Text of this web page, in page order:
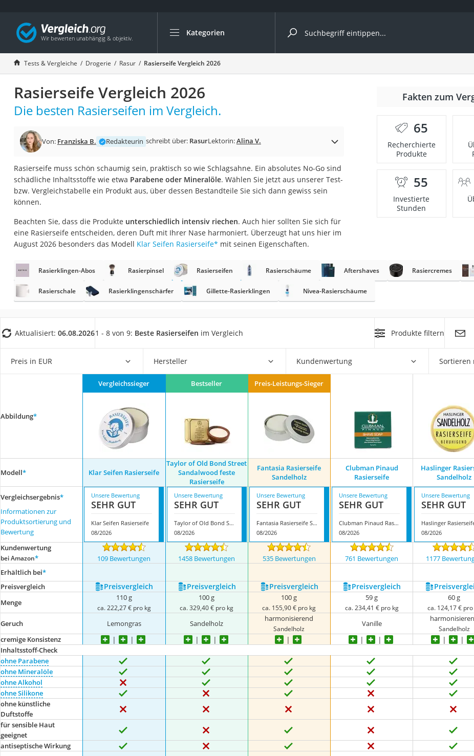
Kategorien
Die beliebtesten Vergleiche nach Kategorie
Drogerie
Inhalator
Haarschneider
Rollator
Braun Rasierer
Katzenklappe (Chip)
Masturbator
Massagepistole
Reisehaartrockner
Eiweißpulver
Katzenklappe
Nackenmassagegerät
Zeckenschutz Katze
Philips-Sonicare-Zahnbürste
Mineralfutter Pferd
Massagegerät
Tests & Vergleiche Drogerie Rasur Rasierseife Vergleich 2026
Rasierseife Vergleich 2026
Die besten Rasierseifen im Vergleich.
Von: Franziska B. Redakteurin schreibt über: RasurLektorin:Alina V.
Rasierseife muss schön schaumig sein, praktisch so wie Schlagsahne. Ein absolutes No-Go sind
schädliche Inhaltsstoffe wie etwa Parabene oder Mineralöle. Wählen Sie jetzt aus unserer Test-
bzw. Vergleichstabelle ein Produkt aus, über dessen Bestandteile Sie sich dann gewiss sein
können.
Beachten Sie, dass die Produkte unterschiedlich intensiv riechen. Auch hier sollten Sie sich für
eine Rasierseife entscheiden, deren Duft mit Ihrer Nase harmoniert. Überzeugt hat uns hier im
August 2026 besonders das Modell Klar Seifen Rasierseife* mit seinen Eigenschaften.
Fakten zum
65
Recherchierte
Produkte
55
Investierte
Stunden
Rasierklingen-Abos Rasierpinsel Rasierseifen Rasierschäume Aftershaves Rasiercremes
Rasierschale Rasierklingenschärfer Gillette-Rasierklingen Nivea-Rasierschäume
Aktualisiert: 06.08.20261 - 8 von 9: Beste Rasierseifen im Vergleich Produkte filtern
Preis in EUR Hersteller Kundenwertung Sortieren
Abbildung*
Vergleichssieger Bestseller Preis-Leistungs-Sieger
Modell* Klar Seifen Rasierseife
Taylor of Old Bond Street
Sandalwood feste
Rasierseife
Fantasia Rasierseife
Sandelholz
Clubman Pinaud
Rasierseife
Haslinger
Sandelholz
Vergleichsergebnis*
Informationen zur
Produktsortierung und
Bewertung
Unsere Bewertung
SEHR GUT
Klar Seifen Rasierseife
08/2026
Unsere Bewertung
SEHR GUT
Taylor of Old Bond Street Sandalwood feste Rasierseife
08/2026
Unsere Bewertung
SEHR GUT
Fantasia Rasierseife Sandelholz
08/2026
Unsere Bewertung
SEHR GUT
Clubman Pinaud Rasierseife
08/2026
Unsere Bewertung
SEHR GUT
08/2026
Kundenwertung
bei Amazon* 109 Bewertungen 1458 Bewertungen 535 Bewertungen 761 Bewertungen 1177
Erhältlich bei*
Preis­vergleich
Preis­vergleich Preis­vergleich Preis­vergleich Preis­vergleich
Menge
110 g
ca. 222,27 € pro kg
100 g
ca. 329,40 € pro kg
100 g
ca. 155,90 € pro kg
59 g
ca. 234,41 € pro kg
60 g
ca. 124,17 €
Geruch Lemongras Sandelholz
harmonisierend
Sandelholz
Vanille
Sandelholz
cremige Konsistenz
Inhaltsstoff-Check
ohne Parabene
ohne Mineralöle
ohne Alkohol
ohne Silikone
ohne künstliche
Duftstoffe
für sensible Haut
geeignet
antiseptische Wirkung